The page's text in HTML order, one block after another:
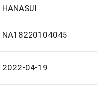
HANASUI
NA18220104045
2022-04-19